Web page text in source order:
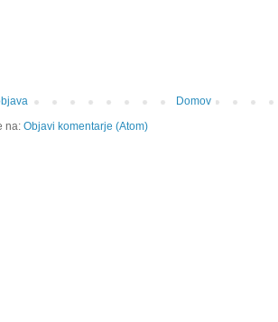
Domov
na: Objavi komentarje (Atom)